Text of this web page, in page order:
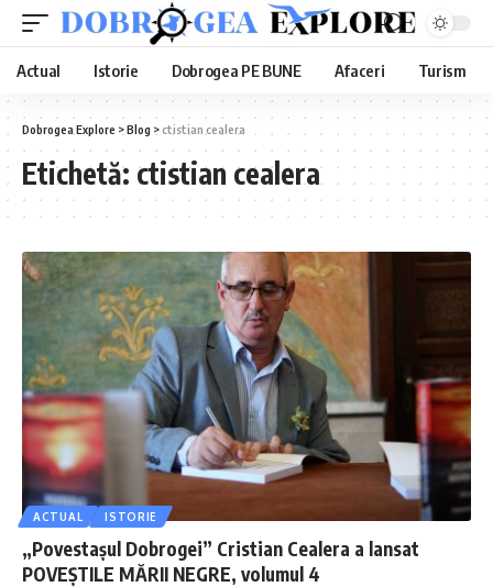
Actual Istorie Dobrogea PE BUNE Afaceri Turism
Dobrogea Explore >Blog > ctistian cealera
Etichetă: ctistian cealera
ACTUAL ISTORIE
„Povestaşul Dobrogei” Cristian Cealera a lansat
POVEŞTILE MĂRII NEGRE, volumul 4